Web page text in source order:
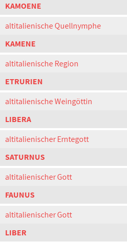
KAMOENE
altitalienische Quellnymphe
KAMENE
altitalienische Region
ETRURIEN
altitalienische Weingöttin
LIBERA
altitalienischer Erntegott
SATURNUS
altitalienischer Gott
FAUNUS
altitalienischer Gott
LIBER